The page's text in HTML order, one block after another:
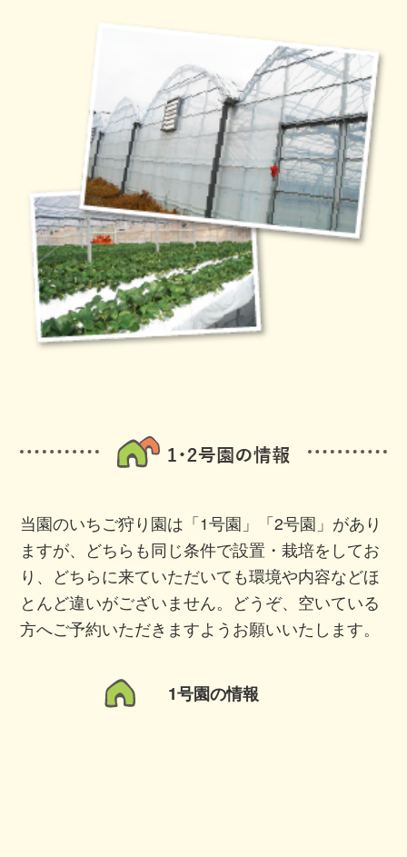
当園のいちご狩り園は「1号園」「2号園」があり
ますが、どちらも同じ条件で設置・栽培をしてお
り、どちらに来ていただいても環境や内容などほ
とんど違いがございません。どうぞ、空いている
方へご予約いただきますようお願いいたします。
1号園の情報